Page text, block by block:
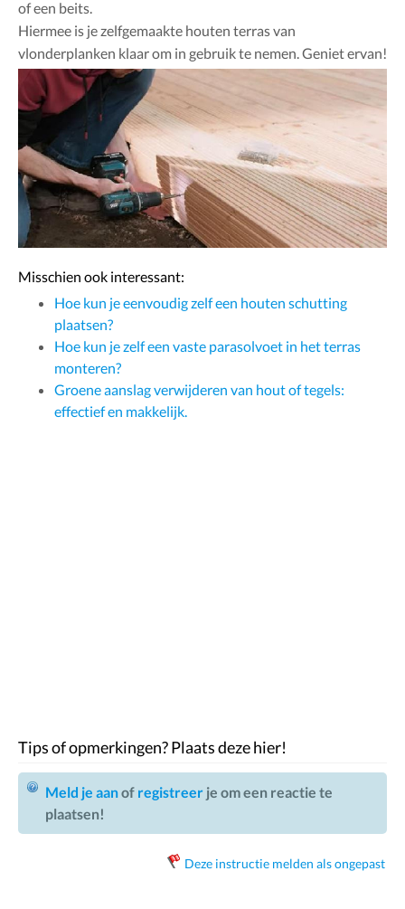
of een beits.
Hiermee is je zelfgemaakte houten terras van
vlonderplanken klaar om in gebruik te nemen. Geniet ervan!
Misschien ook interessant:
Hoe kun je eenvoudig zelf een houten schutting
plaatsen?
Hoe kun je zelf een vaste parasolvoet in het terras
monteren?
Groene aanslag verwijderen van hout of tegels:
effectief en makkelijk.
Tips of opmerkingen? Plaats deze hier!
Meld je aanof registreer je om een reactie te
plaatsen!
Deze instructie melden als ongepast